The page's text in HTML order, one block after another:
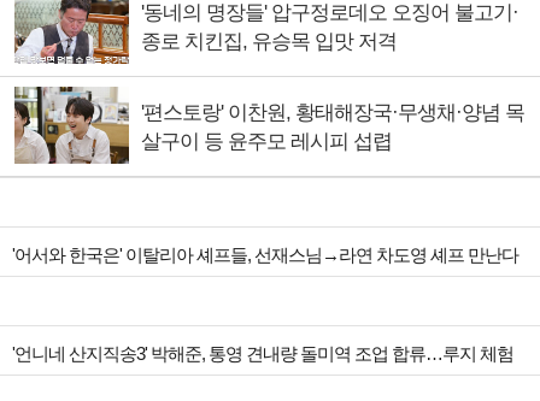
'동네의 명장들' 압구정로데오 오징어 불고기·
종로 치킨집, 유승목 입맛 저격
'편스토랑' 이찬원, 황태해장국·무생채·양념 목
살구이 등 윤주모 레시피 섭렵
'어서와 한국은' 이탈리아 셰프들, 선재스님→라연 차도영 셰프 만난다
'언니네 산지직송3' 박해준, 통영 견내량 돌미역 조업 합류…루지 체험